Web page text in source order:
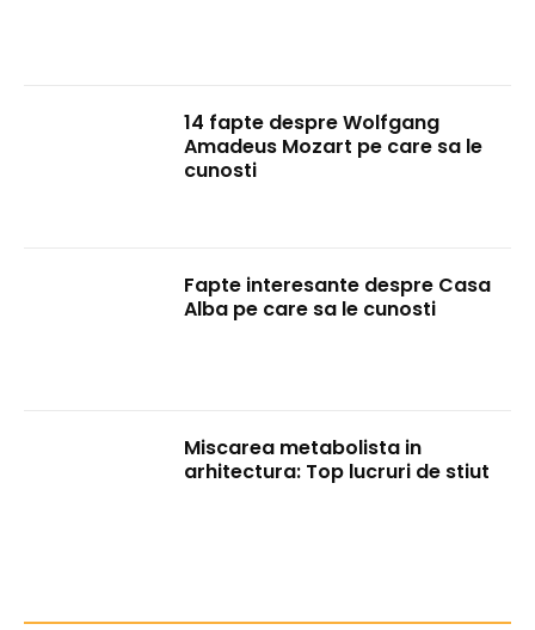
14 fapte despre Wolfgang
Amadeus Mozart pe care sa le
cunosti
Fapte interesante despre Casa
Alba pe care sa le cunosti
Miscarea metabolista in
arhitectura: Top lucruri de stiut